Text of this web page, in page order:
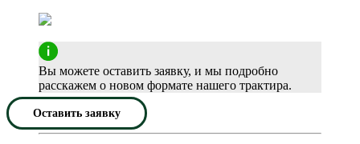
Вы можете оставить заявку, и мы подробно
расскажем о новом формате нашего трактира.
Оставить заявку